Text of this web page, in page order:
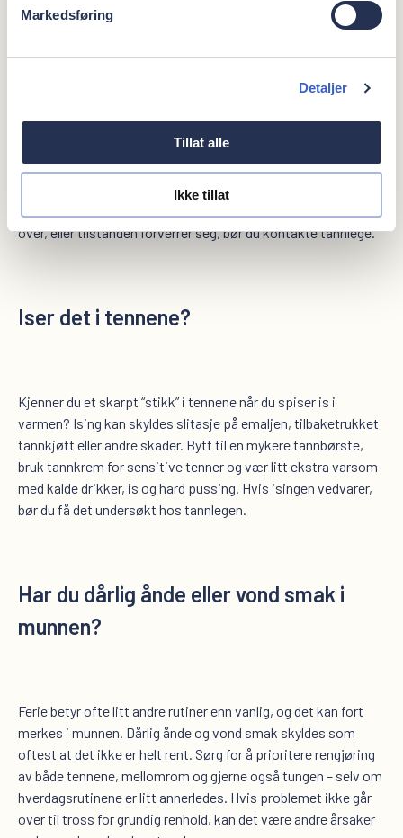
Markedsføring
Detaljer
Tillat alle
Ikke tillat
Har du en visdomstann som gjør vondt?
Smerter fra en visdomstann kan komme plutselig, også i
ferien. Vanlig smertestillende kan lindre midlertidig. Det er
også viktig å holde området rundt visdomstannen rent med
god munnhygiene og tannpuss. Dersom smerten ikke går
over, eller tilstanden forverrer seg, bør du kontakte tannlege.
Iser det i tennene?
Kjenner du et skarpt “stikk” i tennene når du spiser is i
varmen? Ising kan skyldes slitasje på emaljen, tilbaketrukket
tannkjøtt eller andre skader. Bytt til en mykere tannbørste,
bruk tannkrem for sensitive tenner og vær litt ekstra varsom
med kalde drikker, is og hard pussing. Hvis isingen vedvarer,
bør du få det undersøkt hos tannlegen.
Har du dårlig ånde eller vond smak i
munnen?
Ferie betyr ofte litt andre rutiner enn vanlig, og det kan fort
merkes i munnen. Dårlig ånde og vond smak skyldes som
oftest at det ikke er helt rent. Sørg for å prioritere rengjøring
av både tennene, mellomrom og gjerne også tungen – selv om
hverdagsrutinene er litt annerledes. Hvis problemet ikke går
over til tross for grundig renhold, kan det være andre årsaker